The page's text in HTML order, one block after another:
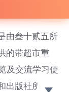
由叁十贰五所
的带超市重
及交流学习使
版社所有，